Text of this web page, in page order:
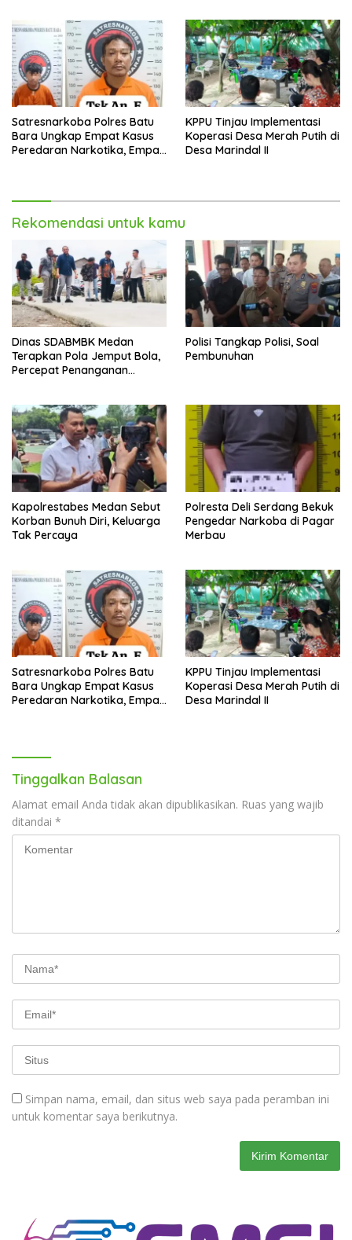
Satresnarkoba Polres Batu
Bara Ungkap Empat Kasus
Peredaran Narkotika, Empat
KPPU Tinjau Implementasi
Koperasi Desa Merah Putih di
Desa Marindal II
Rekomendasi untuk kamu
Dinas SDABMBK Medan
Terapkan Pola Jemput Bola,
Percepat Penanganan
Polisi Tangkap Polisi, Soal
Pembunuhan
Kapolrestabes Medan Sebut
Korban Bunuh Diri, Keluarga
Tak Percaya
Polresta Deli Serdang Bekuk
Pengedar Narkoba di Pagar
Merbau
Satresnarkoba Polres Batu
Bara Ungkap Empat Kasus
Peredaran Narkotika, Empat
KPPU Tinjau Implementasi
Koperasi Desa Merah Putih di
Desa Marindal II
Tinggalkan Balasan
Alamat email Anda tidak akan dipublikasikan. Ruas yang wajib
ditandai *
Simpan nama, email, dan situs web saya pada peramban ini
untuk komentar saya berikutnya.